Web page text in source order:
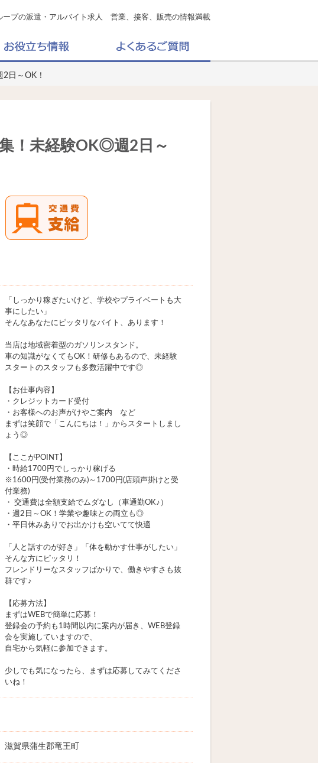
ープの派遣・アルバイト求人 営業、接客、販売の情報満載
日～OK！
！未経験OK◎週2日～
「しっかり稼ぎたいけど、学校やプライベートも大
事にしたい」
そんなあなたにピッタリなバイト、あります！
当店は地域密着型のガソリンスタンド。
車の知識がなくてもOK！研修もあるので、未経験
スタートのスタッフも多数活躍中です◎
【お仕事内容】
・クレジットカード受付
・お客様へのお声がけやご案内 など
まずは笑顔で「こんにちは！」からスタートしまし
ょう◎
【ここがPOINT】
・時給1700円でしっかり稼げる
※1600円(受付業務のみ)～1700円(店頭声掛けと受
付業務)
・ 交通費は全額支給でムダなし（車通勤OK♪）
・週2日～OK！学業や趣味との両立も◎
・平日休みありでお出かけも空いてて快適
「人と話すのが好き」「体を動かす仕事がしたい」
そんな方にピッタリ！
フレンドリーなスタッフばかりで、働きやすさも抜
群です♪
【応募方法】
まずはWEBで簡単に応募！
登録会の予約も1時間以内に案内が届き、WEB登録
会を実施していますので、
自宅から気軽に参加できます。
少しでも気になったら、まずは応募してみてくださ
いね！
滋賀県蒲生郡竜王町